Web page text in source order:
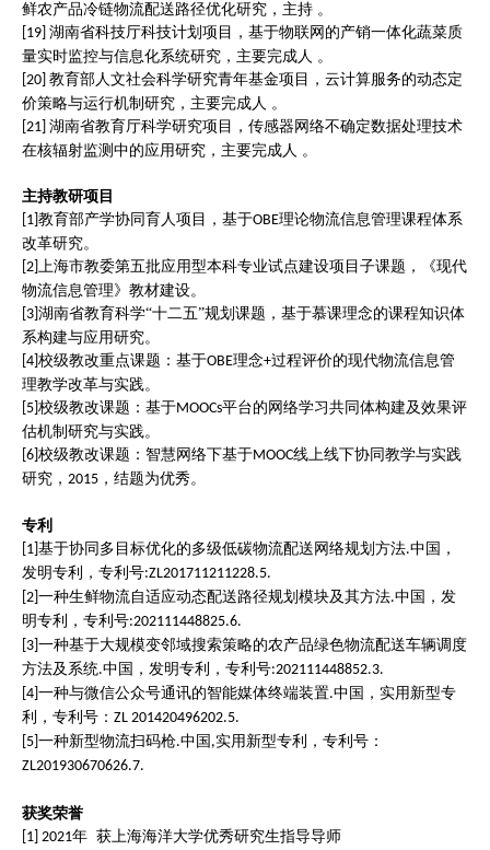
鲜农产品冷链物流配送路径优化研究，主持 。
[19] 湖南省科技厅科技计划项目，基于物联网的产销一体化蔬菜质
量实时监控与信息化系统研究，主要完成人 。
[20] 教育部人文社会科学研究青年基金项目，云计算服务的动态定
价策略与运行机制研究，主要完成人 。
[21] 湖南省教育厅科学研究项目，传感器网络不确定数据处理技术
在核辐射监测中的应用研究，主要完成人 。
主持教研项目
[1] 教育部产学协同育人项目，基于OBE理论物流信息管理课程体系
改革研究。
[2] 上海市教委第五批应用型本科专业试点建设项目子课题，《现代
物流信息管理》教材建设。
[3] 湖南省教育科学“十二五”规划课题，基于慕课理念的课程知识体
系构建与应用研究。
[4] 校级教改重点课题：基于OBE理念+过程评价的现代物流信息管
理教学改革与实践。
[5] 校级教改课题：基于MOOCs平台的网络学习共同体构建及效果评
估机制研究与实践。
[6] 校级教改课题：智慧网络下基于MOOC线上线下协同教学与实践
研究， 2015 ，结题为优秀。
专利
[1] 基于协同多目标优化的多级低碳物流配送网络规划方法.中国，
发明专利，专利号:ZL201711211228.5.
[2] 一种生鲜物流自适应动态配送路径规划模块及其方法.中国，发
明专利，专利号:202111448825.6.
[3] 一种基于大规模变邻域搜索策略的农产品绿色物流配送车辆调度
方法及系统.中国，发明专利，专利号:202111448852.3.
[4] 一种与微信公众号通讯的智能媒体终端装置.中国，实用新型专
利，专利号： ZL 201420496202.5.
[5] 一种新型物流扫码枪.中国 ,实用新型专利，专利号：
ZL201930670626.7.
获奖荣誉
[1] 2021年 获上海海洋大学优秀研究生指导导师